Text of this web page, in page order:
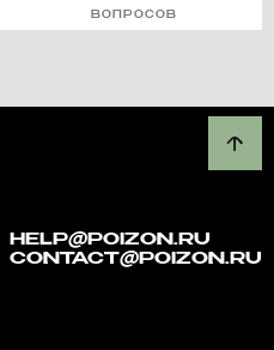
ВОПРОСОВ
HELP@POIZON.RU
CONTACT@POIZON.RU